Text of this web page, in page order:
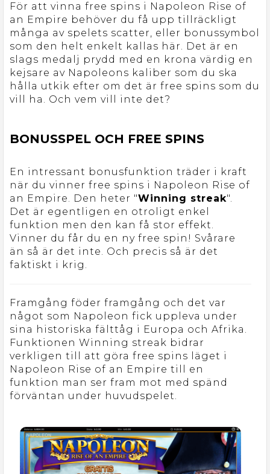
För att vinna free spins i Napoleon Rise of
an Empire behöver du få upp tillräckligt
många av spelets scatter, eller bonussymbol
som den helt enkelt kallas här. Det är en
slags medalj prydd med en krona värdig en
kejsare av Napoleons kaliber som du ska
hålla utkik efter om det är free spins som du
vill ha. Och vem vill inte det?
BONUSSPEL OCH FREE SPINS
En intressant bonusfunktion träder i kraft
när du vinner free spins i Napoleon Rise of
an Empire. Den heter "Winning streak".
Det är egentligen en otroligt enkel
funktion men den kan få stor effekt.
Vinner du får du en ny free spin! Svårare
än så är det inte. Och precis så är det
faktiskt i krig.
Framgång föder framgång och det var
något som Napoleon fick uppleva under
sina historiska fälttåg i Europa och Afrika.
Funktionen Winning streak bidrar
verkligen till att göra free spins läget i
Napoleon Rise of an Empire till en
funktion man ser fram mot med spänd
förväntan under huvudspelet.